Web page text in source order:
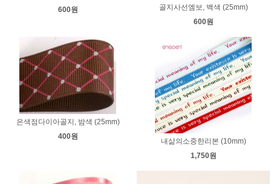
600원
골지사선엠보, 백색 (25mm)
600원
은색점다이아골지, 밤색 (25mm)
400원
내삶의소중한리본 (10mm)
1,750원